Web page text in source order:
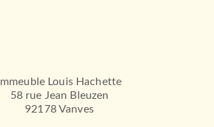
Immeuble Louis Hachette
58 rue Jean Bleuzen
92178 Vanves